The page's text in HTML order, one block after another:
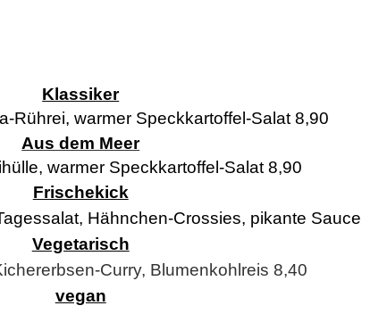
Klassiker
Rührei, warmer Speckkartoffel-Salat 8,90
Aus dem Meer
warmer Speckkartoffel-Salat 8,90
Frischekick
Hähnchen-Crossies, pikante Sauce
Vegetarisch
Curry, Blumenkohlreis 8,40
vegan